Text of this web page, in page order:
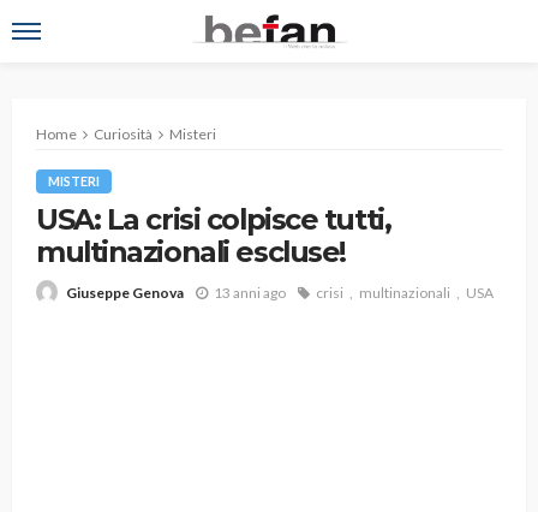
Home Curiosità Misteri
MISTERI
USA: La crisi colpisce tutti,
multinazionali escluse!
Giuseppe Genova 13 anni ago crisi multinazionali USA